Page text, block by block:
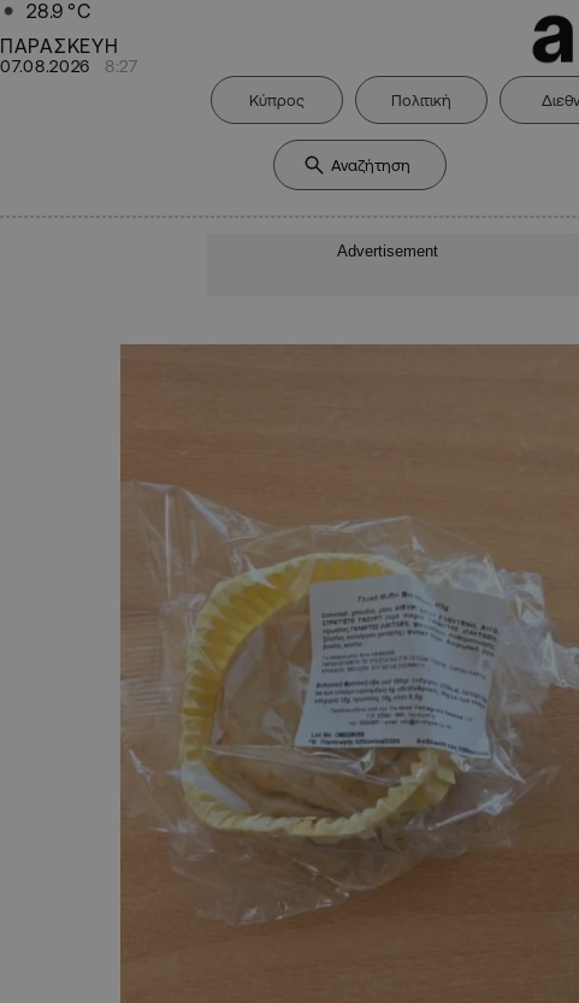
28.9 °C
ΠΑΡΑΣΚΕΥΗ
07.08.2026 8:27
Κύπρος Πολιτική
Advertisement